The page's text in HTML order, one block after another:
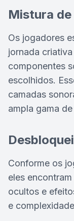
Mistura de
Os jogadores
jornada
componentes
escolhidos.
camadas
ampla gama
Conforme os
eles
ocultos e
e